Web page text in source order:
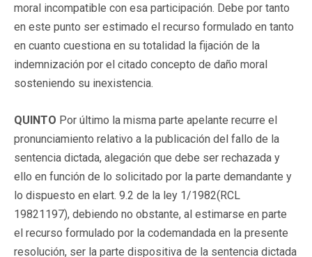
moral incompatible con esa participación. Debe por tanto
en este punto ser estimado el recurso formulado en tanto
en cuanto cuestiona en su totalidad la fijación de la
indemnización por el citado concepto de daño moral
sosteniendo su inexistencia.
QUINTO Por último la misma parte apelante recurre el
pronunciamiento relativo a la publicación del fallo de la
sentencia dictada, alegación que debe ser rechazada y
ello en función de lo solicitado por la parte demandante y
lo dispuesto en elart. 9.2 de la ley 1/1982(RCL
19821197), debiendo no obstante, al estimarse en parte
el recurso formulado por la codemandada en la presente
resolución, ser la parte dispositiva de la sentencia dictada